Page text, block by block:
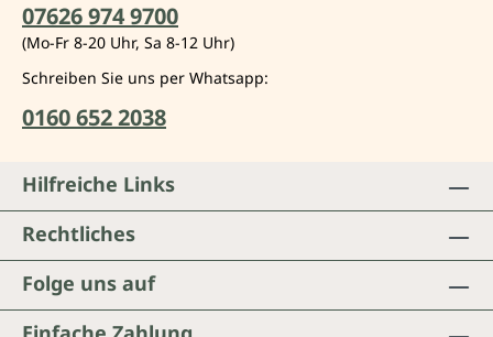
07626 974 9700
(Mo-Fr 8-20 Uhr, Sa 8-12 Uhr)
Schreiben Sie uns per Whatsapp:
0160 652 2038
Folge uns auf
Hilfreiche Links
Rechtliches